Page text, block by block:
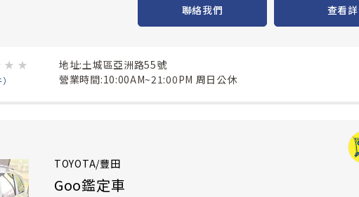
聯絡我們 查看
★ ★
地址:土城區亞洲路55號
營業時間:10:00AM~21:00PM 周日公休
TOYOTA/豐田
Goo鑑定車